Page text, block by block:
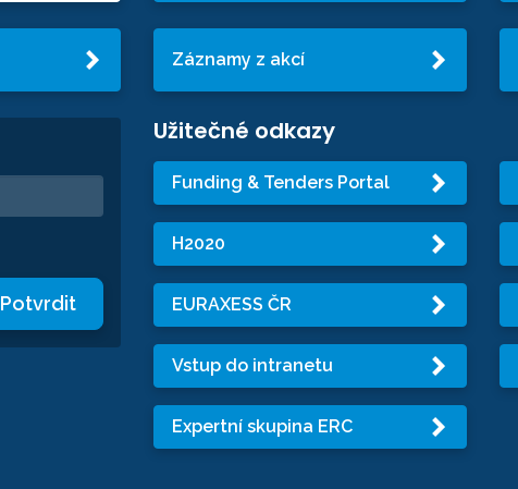
Potvrdit
Záznamy z akcí
Užitečné odkazy
Funding & Tenders Portal
H2020
EURAXESS ČR
Vstup do intranetu
Expertní skupina ERC